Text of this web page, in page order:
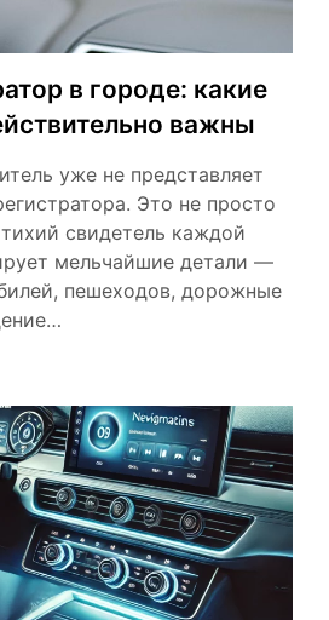
в городе: какие
важны
уже не представляет
Это не просто
свидетель каждой
мельчайшие детали —
пешеходов, дорожные